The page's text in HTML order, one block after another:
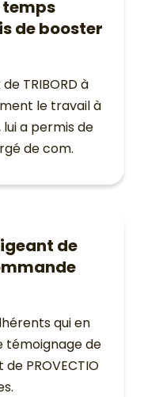
de booster
TRIBORD à
le travail à
lui a permis de
de com.
de
qui en
témoignage de
de PROVECTIO